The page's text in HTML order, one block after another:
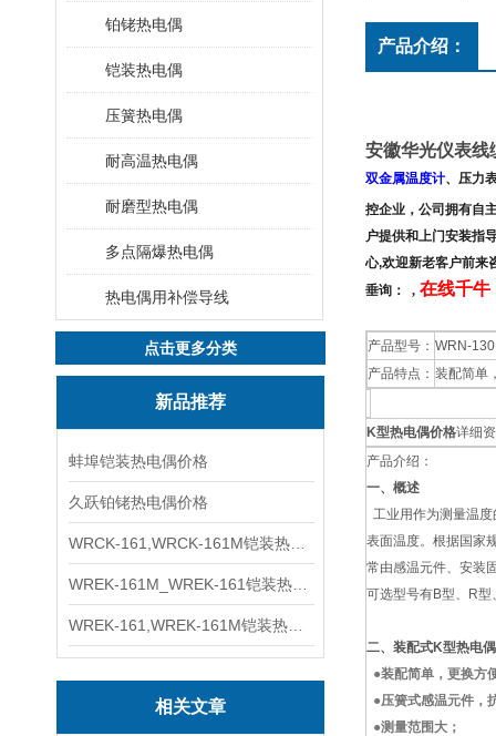
铂铑热电偶
铠装热电偶
压簧热电偶
耐高温热电偶
耐磨型热电偶
多点隔爆热电偶
热电偶用补偿导线
点击更多分类
新品推荐
蚌埠铠装热电偶价格
久跃铂铑热电偶价格
相关文章
产品介绍：
安徽华光仪表线
双金属温度计、压力
控企业，公司拥有自
户提供和上门安装指
心,欢迎新老客户前来
垂询： , 在线千牛
产品型号： WRN-
产品特点： 装配简单
K型热电偶价格详细
产品介绍：
一、 概述
工业用作为测量温
表面温度。根据国家
常由感温元件、安装
可选型号有B型、R
二、装配式K型热电
●装配简单，更换方
●压簧式感温元件，
●测量范围大；